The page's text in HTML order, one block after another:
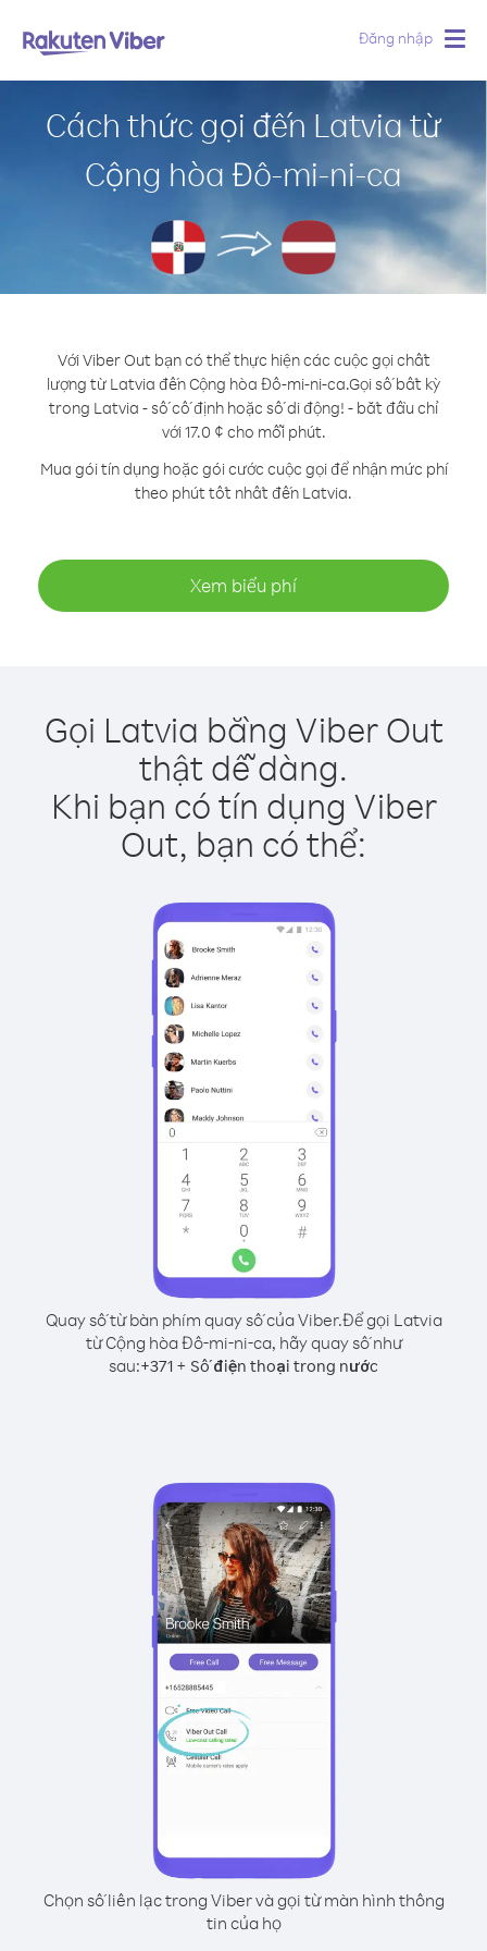
Đăng nhập
Cách thức gọi đến Latvia từ
Cộng hòa Đô-mi-ni-ca
Với Viber Out bạn có thể thực hiện các cuộc gọi chất
lượng từ Latvia đến Cộng hòa Đô-mi-ni-ca.Gọi số bất kỳ
trong Latvia - số cố định hoặc số di động! - bắt đầu chỉ
với 17.0 ¢ cho mỗi phút.
Mua gói tín dụng hoặc gói cước cuộc gọi để nhận mức phí
theo phút tốt nhất đến Latvia.
Xem biểu phí
Gọi Latvia bằng Viber Out
thật dễ dàng.
Khi bạn có tín dụng Viber
Out, bạn có thể:
Quay số từ bàn phím quay số của Viber.Để gọi Latvia
từ Cộng hòa Đô-mi-ni-ca, hãy quay số như
sau:+371 + Số điện thoại trong nước
Chọn số liên lạc trong Viber và gọi từ màn hình thông
tin của họ